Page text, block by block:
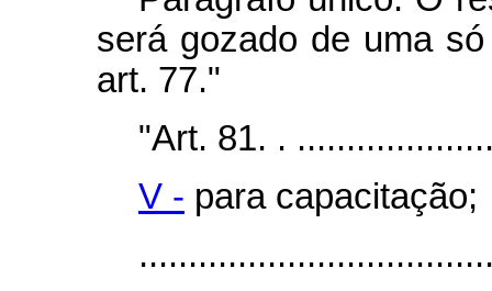
será gozado de uma
art. 77."
"Art. 81. .
V - para capacitação;